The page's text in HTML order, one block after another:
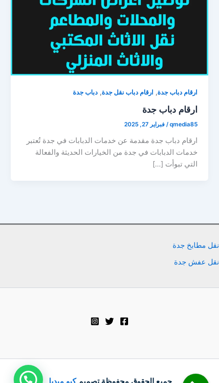
ارقام دباب جدة, ارقام دباب نقل جدة,دباب جدة
ارقام دباب جدة
qmedia85
/فبراير 27, 2025
ارقام دباب جدة مقدمة عن خدمات الدبابات في جدة تُعتبر
خدمات الدبابات في جدة من الخيارات الحديثة والفعالة
التي تبوأت […]
نقل مطابخ جدة
نقل عفش جدة